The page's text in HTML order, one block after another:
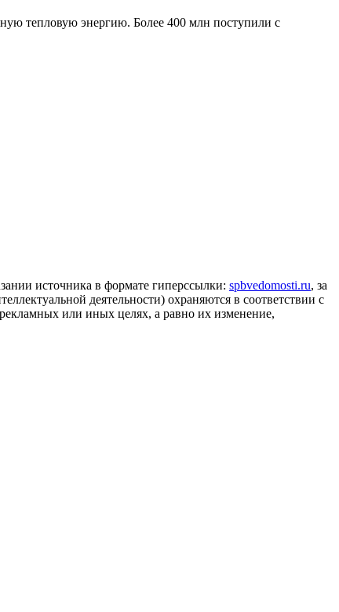
тепловую энергию. Более 400 млн поступили с
источника в формате гиперссылки: spbvedomosti.ru, за
деятельности) охраняются в соответствии с
или иных целях, а равно их изменение,